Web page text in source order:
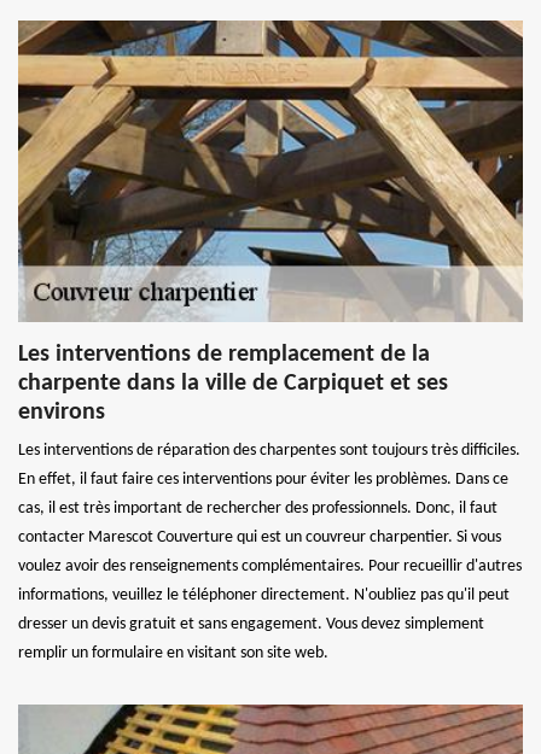
Les interventions de remplacement de la
charpente dans la ville de Carpiquet et ses
environs
Les interventions de réparation des charpentes sont toujours très difficiles.
En effet, il faut faire ces interventions pour éviter les problèmes. Dans ce
cas, il est très important de rechercher des professionnels. Donc, il faut
contacter Marescot Couverture qui est un couvreur charpentier. Si vous
voulez avoir des renseignements complémentaires. Pour recueillir d'autres
informations, veuillez le téléphoner directement. N'oubliez pas qu'il peut
dresser un devis gratuit et sans engagement. Vous devez simplement
remplir un formulaire en visitant son site web.